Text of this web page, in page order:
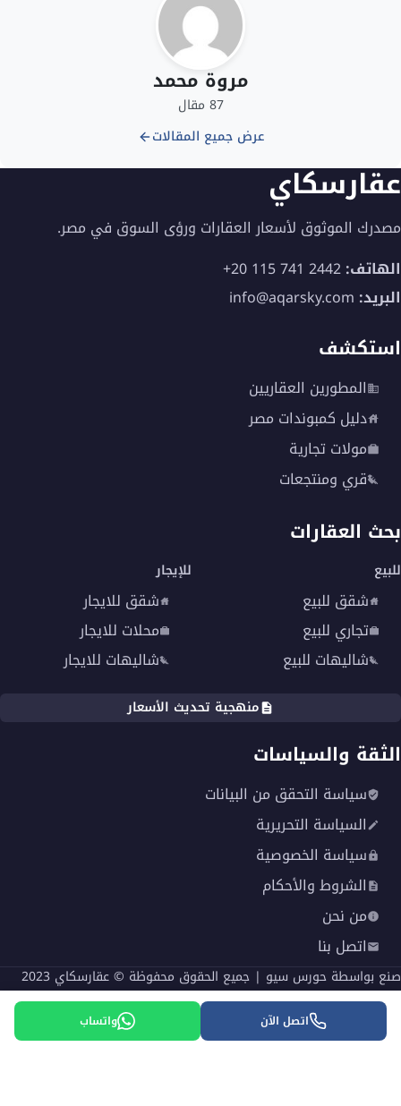
مروة محمد
87 مقال
عرض جميع المقالات
عقارسكاي
مصدرك الموثوق لأسعار العقارات ورؤى السوق في مصر.
الهاتف:+20 115 741 2442
البريد: info@aqarsky.com
استكشف
المطورين العقاريين
دليل كمبوندات مصر
مولات تجارية
قري ومنتجعات
بحث العقارات
للبيع
شقق للبيع
تجاري للبيع
شاليهات للبيع
للإيجار
شقق للايجار
محلات للايجار
شاليهات للايجار
منهجية تحديث الأسعار
الثقة والسياسات
سياسة التحقق من البيانات
السياسة التحريرية
سياسة الخصوصية
الشروط والأحكام
من نحن
اتصل بنا
صنع بواسطة حورس سيو | جميع الحقوق محفوظة © عقارسكاي 2023
اتصل الآن واتساب